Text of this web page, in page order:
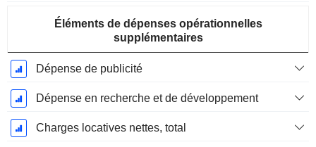
Éléments de dépenses opérationnelles
supplémentaires
Dépense de publicité
Dépense en recherche et de développement
Charges locatives nettes, total